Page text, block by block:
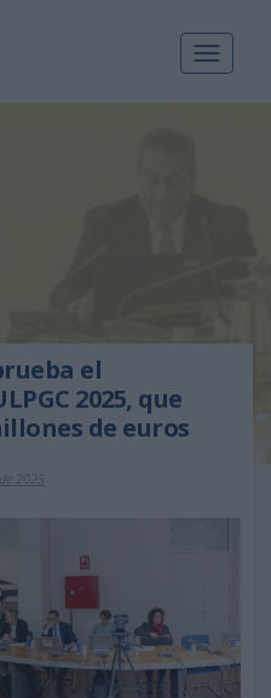
Toggle
el
2025, que
de euros
2025